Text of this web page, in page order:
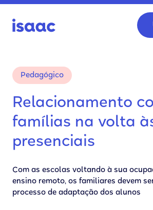
Pedagógico
Relacionamento
famílias na volta
presenciais
Com as escolas voltando à sua
ensino remoto, os familiares devem
processo de adaptação dos alunos